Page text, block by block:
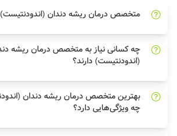
متخصص درمان ریشه دندان
چه کسانی نیاز به متخصص درمان ریشه
(اندودنتیست) دارند؟
بهترین متخصص درمان ریشه دندان
چه ویژگی‌هایی دارد؟